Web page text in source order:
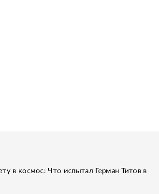
в космос: Что испытал Герман Титов в